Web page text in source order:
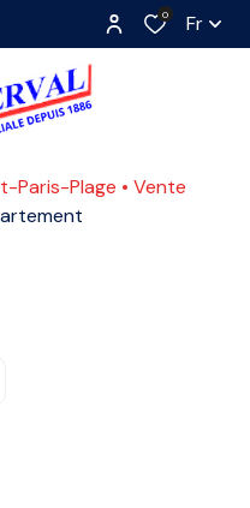
0 Fr
Paris-Plage
Vente